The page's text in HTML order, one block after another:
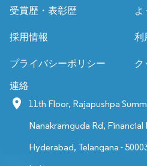
受賞歴・表彰歴 よ
採用情報 利
プライバシーポリシー ク
連絡
11th Floor, Rajapushpa
Nanakramguda Rd,
Hyderabad, Telangana -